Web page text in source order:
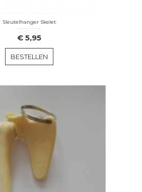
Sleutelhanger Skelet
€ 5,95
BESTELLEN